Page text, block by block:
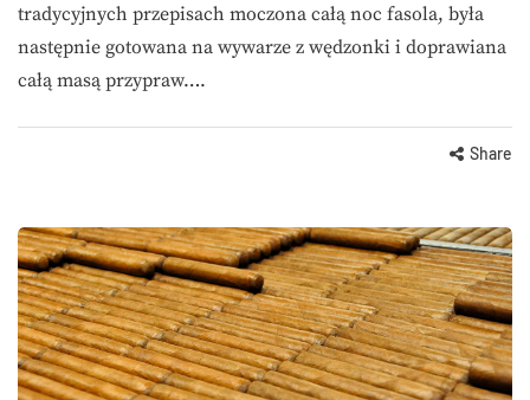
tradycyjnych przepisach moczona całą noc fasola, była
następnie gotowana na wywarze z wędzonki i doprawiana
całą masą przypraw….
Share